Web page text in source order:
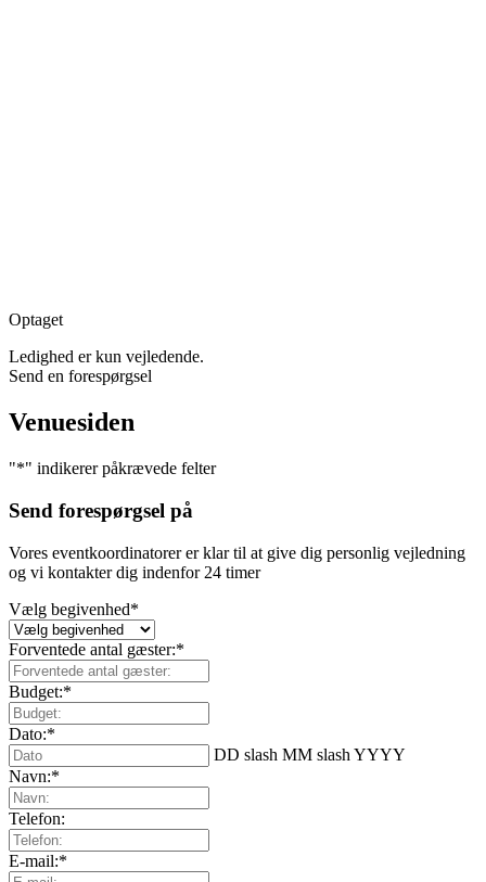
Optaget
Ledighed er kun vejledende.
Send en forespørgsel
Venuesiden
"*" indikerer påkrævede felter
Send forespørgsel på
Vores eventkoordinatorer er klar til at give dig personlig vejledning
og vi kontakter dig indenfor 24 timer
Vælg begivenhed*
Forventede antal gæster:*
Budget:*
Dato:*
DD slash MM slash YYYY
Navn:*
Telefon:
E-mail:*